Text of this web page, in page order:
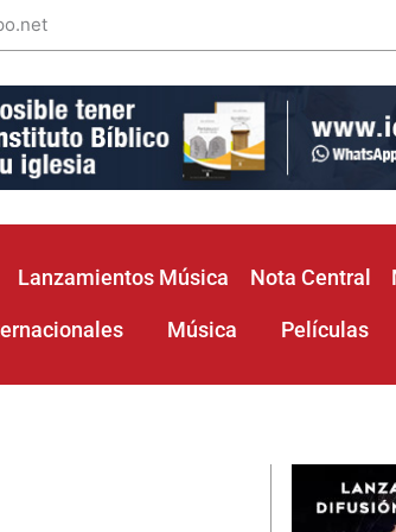
Lanzamientos Música Nota Central
Música Películas